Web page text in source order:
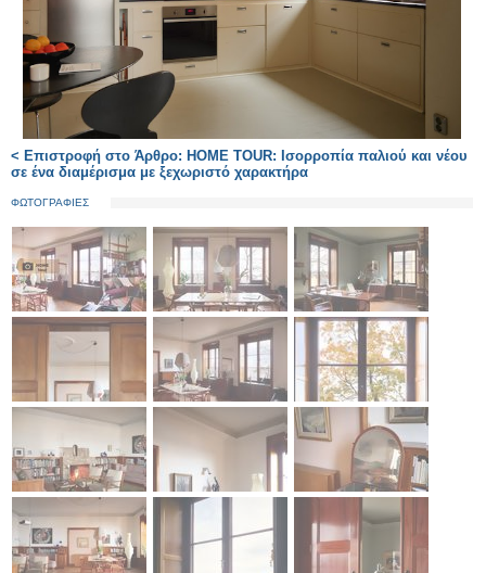
< Επιστροφή στο Άρθρο: HOME TOUR: Ισορροπία παλιού και νέου
σε ένα διαμέρισμα με ξεχωριστό χαρακτήρα
ΦΩΤΟΓΡΑΦΙΕΣ